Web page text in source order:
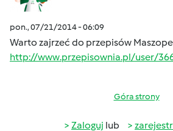
pon., 07/21/2014 - 06:09
Warto zajrzeć do przepisów
http://www.przepisownia.pl/user/
Góra strony
Zaloguj lub